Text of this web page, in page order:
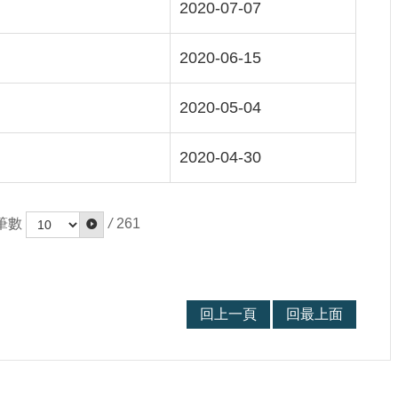
2020-07-07
2020-06-15
2020-05-04
2020-04-30
數 / 261
回上一頁 回最上面